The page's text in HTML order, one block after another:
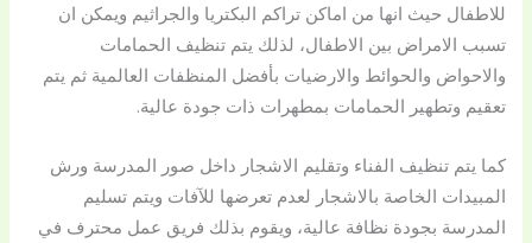
للاطفال حيث انها من اماكن تراكم البكتريا والجراثيم ويمكن ان
تسبب الامراض بين الاطفال، لذلك يتم تنظيف الحمامات
والاحواض والحوائط والارضيات بأفضل المنظفات العالمية ثم يتم
تعقيم وتطهير الحمامات بمطهرات ذات جودة عالية.
كما يتم تنظيف الفناء وتقليم الاشجار داخل صور المدرسة ورش
المبيدات الخاصة بالاشجار لعدم تعرضها للآفات ويتم تسليم
المدرسة بجودة نظافة عالية، ويقوم بذلك فريق عمل محترف في